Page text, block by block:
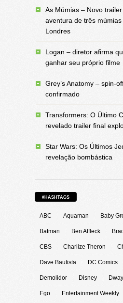
As Múmias – Novo
aventura de três
Londres
Logan – diretor afirma
ganhar seu próprio filme
Grey’s Anatomy – spin-
confirmado
Transformers: O Último
revelado trailer final
Star Wars: Os Últimos
revelação bombástica
#HASHTAGS
ABC Aquaman Baby
Batman Ben Affleck
CBS Charlize Theron
Dave Bautista DC Comics
Demolidor Disney
Ego Entertainment Weekly